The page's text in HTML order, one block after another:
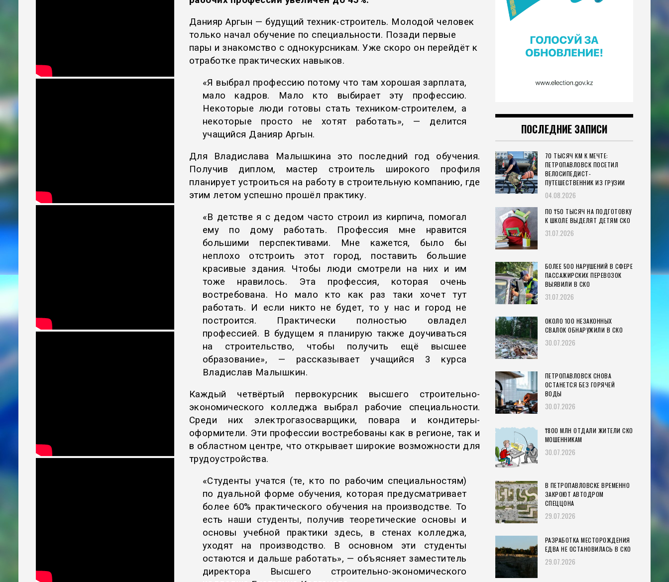
Данияр Аргын — будущий техник-строитель. Молодой человек
только начал обучение по специальности. Позади первые
пары и знакомство с однокурсникам. Уже скоро он перейдёт к
отработке практических навыков.
«Я выбрал профессию потому что там хорошая зарплата,
мало кадров. Мало кто выбирает эту профессию.
Некоторые люди готовы стать техником-строителем, а
некоторые просто не хотят работать», — делится
учащийся Данияр Аргын.
Для Владислава Малышкина это последний год обучения.
Получив диплом, мастер строитель широкого профиля
планирует устроиться на работу в строительную компанию, где
этим летом успешно прошёл практику.
«В детстве я с дедом часто строил из кирпича, помогал
ему по дому работать. Профессия мне нравится
большими перспективами. Мне кажется, было бы
неплохо отстроить этот город, поставить большие
красивые здания. Чтобы люди смотрели на них и им
тоже нравилось. Эта профессия, которая очень
востребована. Но мало кто как раз таки хочет тут
работать. И если никто не будет, то у нас и город не
построится. Практически полностью овладел
профессией. В будущем я планирую также доучиваться
на строительство, чтобы получить ещё высшее
образование», — рассказывает учащийся 3 курса
Владислав Малышкин.
Каждый четвёртый первокурсник высшего строительно-
экономического колледжа выбрал рабочие специальности.
Среди них электрогазосварщики, повара и кондитеры-
оформители. Эти профессии востребованы как в регионе, так и
в областном центре, что открывает широкие возможности для
трудоустройства.
«Студенты учатся (те, кто по рабочим специальностям)
по дуальной форме обучения, которая предусматривает
более 60% практического обучения на производстве. То
есть наши студенты, получив теоретические основы и
основы учебной практики здесь, в стенах колледжа,
уходят на производство. В основном эти студенты
остаются и дальше работать», — объясняет заместитель
директора Высшего строительно-экономического
ПОСЛЕДНИЕ ЗАПИСИ
70 ТЫСЯЧ КМ К МЕЧТЕ:
ПЕТРОПАВЛОВСК ПОСЕТИЛ
ВЕЛОСИПЕДИСТ-
ПУТЕШЕСТВЕННИК ИЗ ГРУЗИИ
04.08.2026
ПО ₸50 ТЫСЯЧ НА ПОДГОТОВКУ
К ШКОЛЕ ВЫДЕЛЯТ ДЕТЯМ СКО
31.07.2026
БОЛЕЕ 500 НАРУШЕНИЙ В СФЕРЕ
ПАССАЖИРСКИХ ПЕРЕВОЗОК
ВЫЯВИЛИ В СКО
31.07.2026
ОКОЛО 100 НЕЗАКОННЫХ
СВАЛОК ОБНАРУЖИЛИ В СКО
30.07.2026
ПЕТРОПАВЛОВСК СНОВА
ОСТАНЕТСЯ БЕЗ ГОРЯЧЕЙ
ВОДЫ
30.07.2026
₸800 МЛН ОТДАЛИ ЖИТЕЛИ СКО
МОШЕННИКАМ
30.07.2026
В ПЕТРОПАВЛОВСКЕ ВРЕМЕННО
ЗАКРОЮТ АВТОДРОМ
СПЕЦЦОНА
29.07.2026
РАЗРАБОТКА МЕСТОРОЖДЕНИЯ
ЕДВА НЕ ОСТАНОВИЛАСЬ В СКО
29.07.2026